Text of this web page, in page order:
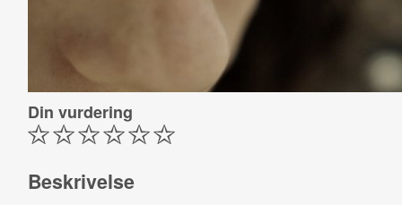
Din vurdering
Beskrivelse